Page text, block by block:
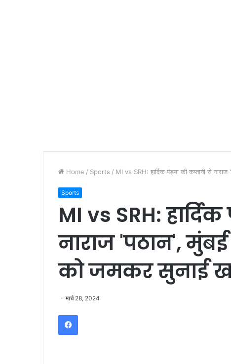
Home / Sports / MI vs SRH: हार्दिक पंड्या की कप्तानी से
Sports
MI vs SRH:
नाराज 'पठान',
को जमकर सुनाई
मार्च 28, 2024